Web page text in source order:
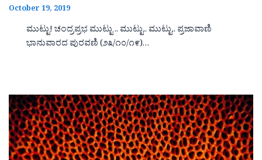
October 19, 2019
ಮುಟ್ಟು! ಚಂದ್ರಪ್ರಭ ಮುಟ್ಟು .. ಮುಟ್ಟು.. ಮುಟ್ಟು.. ಪ್ರಜಾವಾಣಿ
ಭಾನುವಾರದ ಪುರವಣಿ (೨೩/೧೦/೧೯)…